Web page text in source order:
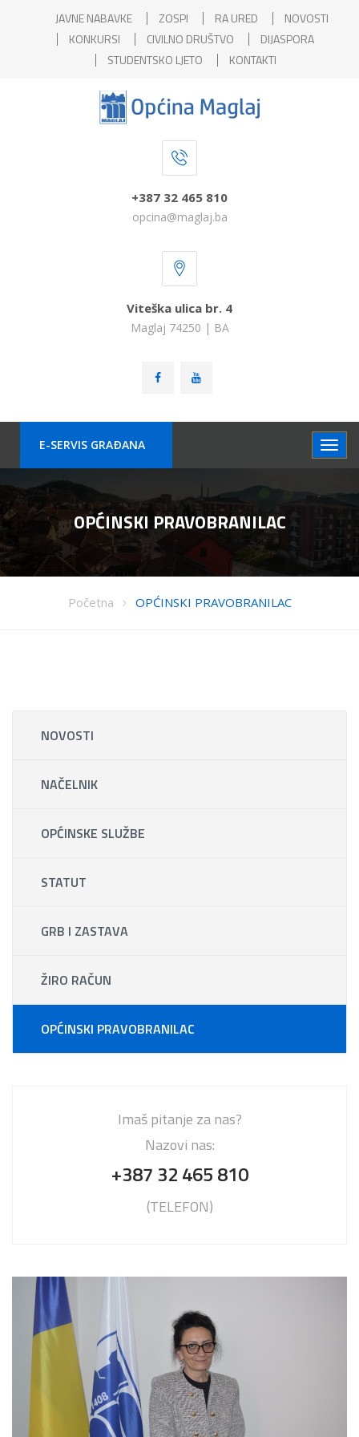
JAVNE NABAVKE ZOSPI RA URED
NOVOSTI
KONKURSI
CIVILNO DRUŠTVO
DIJASPORA
STUDENTSKO LJETO
KONTAKTI
+387 32 465 810
opcina@maglaj.ba
Viteška ulica br. 4
Maglaj 74250 | BA
E-SERVIS GRAÐANA
OPĆINSKI PRAVOBRANILAC
Početna OPĆINSKI PRAVOBRANILAC
NOVOSTI
NAČELNIK
OPĆINSKE SLUŽBE
STATUT
GRB I ZASTAVA
ŽIRO RAČUN
OPĆINSKI PRAVOBRANILAC
Imaš pitanje za nas?
Nazovi nas:
+387 32 465 810
(TELEFON)